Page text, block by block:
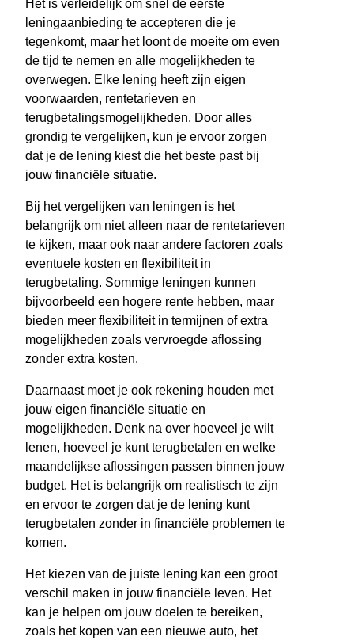
Het is verleidelijk om snel de eerste
leningaanbieding te accepteren die je
tegenkomt, maar het loont de moeite om even
de tijd te nemen en alle mogelijkheden te
overwegen. Elke lening heeft zijn eigen
voorwaarden, rentetarieven en
terugbetalingsmogelijkheden. Door alles
grondig te vergelijken, kun je ervoor zorgen
dat je de lening kiest die het beste past bij
jouw financiële situatie.
Bij het vergelijken van leningen is het
belangrijk om niet alleen naar de rentetarieven
te kijken, maar ook naar andere factoren zoals
eventuele kosten en flexibiliteit in
terugbetaling. Sommige leningen kunnen
bijvoorbeeld een hogere rente hebben, maar
bieden meer flexibiliteit in termijnen of extra
mogelijkheden zoals vervroegde aflossing
zonder extra kosten.
Daarnaast moet je ook rekening houden met
jouw eigen financiële situatie en
mogelijkheden. Denk na over hoeveel je wilt
lenen, hoeveel je kunt terugbetalen en welke
maandelijkse aflossingen passen binnen jouw
budget. Het is belangrijk om realistisch te zijn
en ervoor te zorgen dat je de lening kunt
terugbetalen zonder in financiële problemen te
komen.
Het kiezen van de juiste lening kan een groot
verschil maken in jouw financiële leven. Het
kan je helpen om jouw doelen te bereiken,
zoals het kopen van een nieuwe auto, het